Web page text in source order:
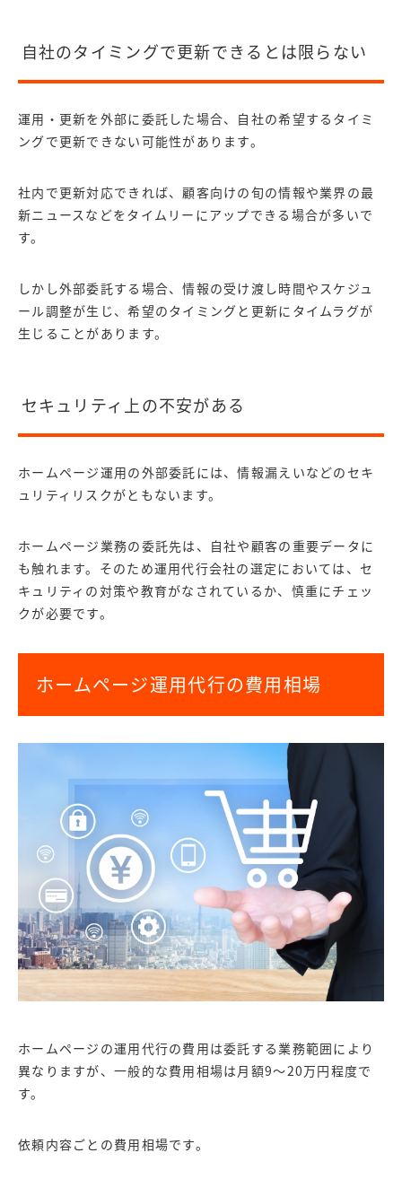
自社のタイミングで更新できるとは限らない
運用・更新を外部に委託した場合、自社の希望するタイミ
ングで更新できない可能性があります。
社内で更新対応できれば、顧客向けの旬の情報や業界の最
新ニュースなどをタイムリーにアップできる場合が多いで
す。
しかし外部委託する場合、情報の受け渡し時間やスケジュ
ール調整が生じ、希望のタイミングと更新にタイムラグが
生じることがあります。
セキュリティ上の不安がある
ホームページ運用の外部委託には、情報漏えいなどのセキ
ュリティリスクがともないます。
ホームページ業務の委託先は、自社や顧客の重要データに
も触れます。そのため運用代行会社の選定においては、セ
キュリティの対策や教育がなされているか、慎重にチェッ
クが必要です。
ホームページ運用代行の費用相場
ホームページの運用代行の費用は委託する業務範囲により
異なりますが、一般的な費用相場は月額9～20万円程度で
す。
依頼内容ごとの費用相場です。